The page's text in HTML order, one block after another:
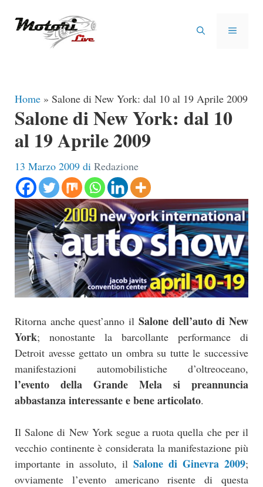
MENU
Home » Salone di New York: dal 10 al 19 Aprile 2009
Salone di New York: dal 10
al 19 Aprile 2009
13 Marzo 2009 di Redazione
Ritorna anche quest’anno il Salone dell’auto di New
York; nonostante la barcollante performance di
Detroit avesse gettato un ombra su tutte le successive
manifestazioni automobilistiche d’oltreoceano,
l’evento della Grande Mela si preannuncia
abbastanza interessante e bene articolato.
Il Salone di New York segue a ruota quella che per il
vecchio continente è considerata la manifestazione più
importante in assoluto, il Salone di Ginevra 2009;
ovviamente l’evento americano risente di questa